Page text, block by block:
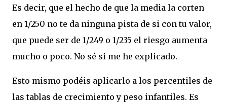
Es decir, que el hecho de que la media la corten
en 1/250 no te da ninguna pista de si con tu valor,
que puede ser de 1/249 o 1/235 el riesgo aumenta
mucho o poco. No sé si me he explicado.
Esto mismo podéis aplicarlo a los percentiles de
las tablas de crecimiento y peso infantiles. Es